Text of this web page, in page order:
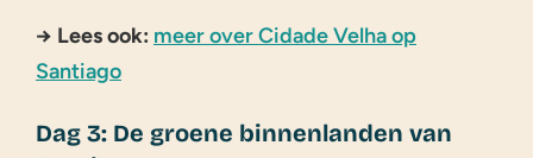
→ Lees ook: meer over Cidade Velha op
Santiago
Dag 3: De groene binnenlanden van